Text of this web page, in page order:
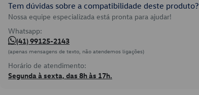
Tem dúvidas sobre a compatibilidade deste produto?
Nossa equipe especializada está pronta para ajudar!
Whatsapp:
(41) 99125-2143
(apenas mensagens de texto, não atendemos ligações)
Horário de atendimento:
Segunda à sexta, das 8h às 17h.